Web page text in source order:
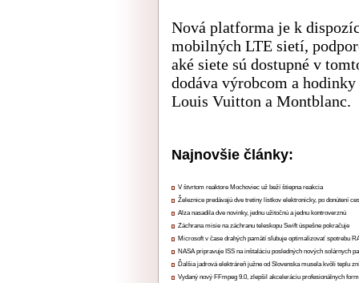
Nová platforma je k
mobilných LTE sietí,
aké siete sú dostupné v
dodáva výrobcom a
Louis Vuitton a Montblanc.
Najnovšie články:
V štvrtom reaktore Mochoviec už beží štiepna reakcia
Železnice predávajú dve tretiny lístkov elektronicky, po donútení
Alza nasadila dve novinky, jednu užitočnú a jednu kontroverznú
Záchrana misie na záchranu teleskopu Swift úspešne pokračuje
Microsoft v čase drahých pamätí sľubuje optimalizovať spotrebu
NASA pripravuje ISS na inštaláciu posledných nových solárnych
Ďalšia jadrová elektráreň južne od Slovenska musela kvôli teplu
Vydaný nový FFmpeg 9.0, zlepšil akceleráciu profesionálnych